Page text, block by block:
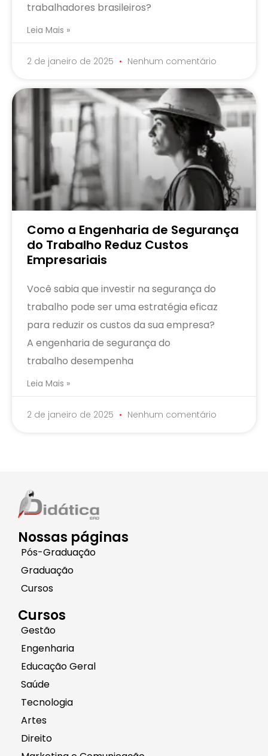
trabalhadores brasileiros?
Leia Mais »
2 de janeiro de 2025 Nenhum comentário
Como a Engenharia de Segurança
do Trabalho Reduz Custos
Empresariais
Você sabia que investir na segurança do
trabalho pode ser uma estratégia eficaz
para reduzir os custos da sua empresa?
A engenharia de segurança do
trabalho desempenha
Leia Mais »
2 de janeiro de 2025 Nenhum comentário
Nossas páginas
Pós-Graduação
Graduação
Cursos
Cursos
Gestão
Engenharia
Educação Geral
Saúde
Tecnologia
Artes
Direito